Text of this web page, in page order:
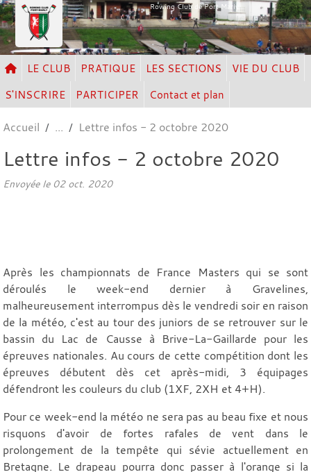
Rowing Club de Port Marly
LE CLUB PRATIQUE LES SECTIONS
VIE DU CLUB
S'INSCRIRE
PARTICIPER Contact et plan
Accueil Lettre infos - 2 octobre 2020
Lettre infos - 2 octobre 2020
Envoyée le 02 oct. 2020
Après les championnats de France Masters qui se sont
déroulés le week-end dernier à Gravelines,
malheureusement interrompus dès le vendredi soir en raison
de la météo, c'est au tour des juniors de se retrouver sur le
bassin du Lac de Causse à Brive-La-Gaillarde pour les
épreuves nationales. Au cours de cette compétition dont les
épreuves débutent dès cet après-midi, 3 équipages
défendront les couleurs du club (1XF, 2XH et 4+H).
Pour ce week-end la météo ne sera pas au beau fixe et nous
risquons d'avoir de fortes rafales de vent dans le
prolongement de la tempête qui sévie actuellement en
Bretagne. Le drapeau pourra donc passer à l'orange si la
Panneau de gestion des cookies